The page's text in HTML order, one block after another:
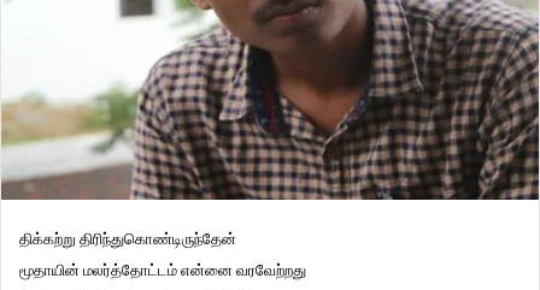
திக்கற்று திரிந்துகொண்டிருந்தேன்
மூதாயின் மலர்த்தோட்டம் என்னை வரவேற்றது